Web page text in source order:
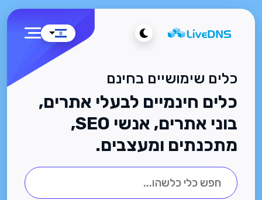
כלים שימושיים בחינם
כלים חינמיים לבעלי אתרים,
בוני אתרים, אנשי SEO,
מתכנתים ומעצבים.